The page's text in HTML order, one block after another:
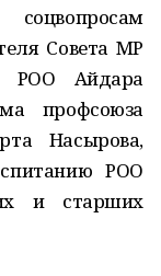
Совета МР
РОО Айдара
профсоюза
Насырова,
РОО
и старших